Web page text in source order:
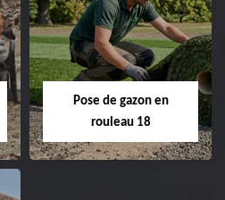
Tonte et réfection
de pelouse 18
Entreprise tonte et
Cher tel: 02.52.56.49.40
Pose de gazon en
rouleau 18